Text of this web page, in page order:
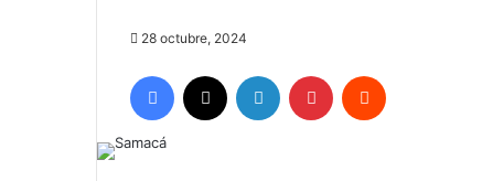
28 octubre, 2024
Facebook LinkedIn Pinterest